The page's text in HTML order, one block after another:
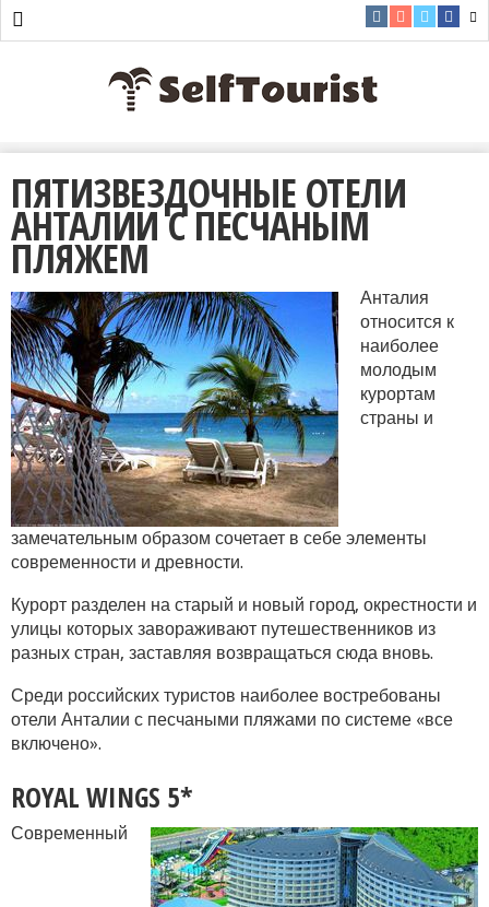
ПЯТИЗВЕЗДОЧНЫЕ ОТЕЛИ
АНТАЛИИ С ПЕСЧАНЫМ
ПЛЯЖЕМ
Анталия
относится к
наиболее
молодым
курортам
страны и
замечательным образом сочетает в себе элементы
современности и древности.
Курорт разделен на старый и новый город, окрестности и
улицы которых завораживают путешественников из
разных стран, заставляя возвращаться сюда вновь.
Среди российских туристов наиболее востребованы
отели Анталии с песчаными пляжами по системе «все
включено».
ROYAL WINGS 5*
Современный